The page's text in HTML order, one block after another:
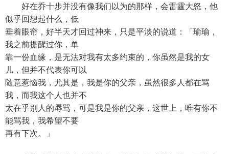
好在乔十步并没有像我们以为的那样，会雷霆大怒，他
似乎回想起什么，低
垂着眼帘，好半天才回过神来，只是平淡的说道：「瑜瑜，
我之前提醒过你，单
靠一份血缘，是无法对我有太多约束的，你虽然是我的女
儿，但并不代表你可以
随意惹恼我，尤其是，我是你的父亲，虽然很多人都在骂
我，而我这个人也并不
太在乎别人的辱骂，可是我是你的父亲，这世上，唯有你不
能骂我，我希望不要
再有下次。」